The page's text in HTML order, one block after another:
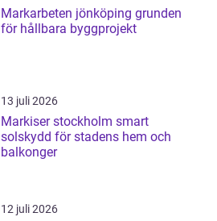
Markarbeten jönköping grunden
för hållbara byggprojekt
13 juli 2026
Markiser stockholm smart
solskydd för stadens hem och
balkonger
12 juli 2026